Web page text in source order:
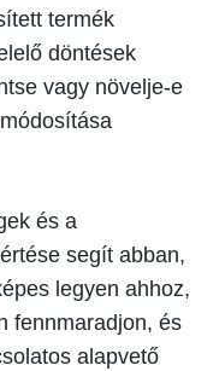
termék
döntések
vagy növelje-e
és a
segít abban,
legyen ahhoz,
fennmaradjon, és
alapvető